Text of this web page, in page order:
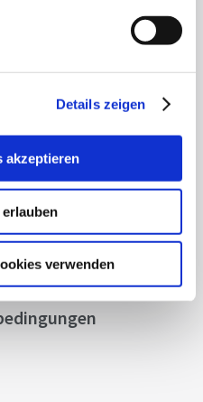
Details zeigen
akzeptieren
verwenden